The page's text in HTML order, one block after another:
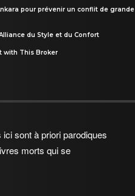
pour prévenir un conflit de grande
du Style et du Confort
with This Broker
sont à priori parodiques
morts qui se